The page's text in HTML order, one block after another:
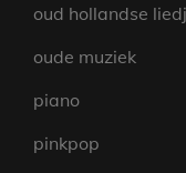
oud hollandse
oude muziek
piano
pinkpop